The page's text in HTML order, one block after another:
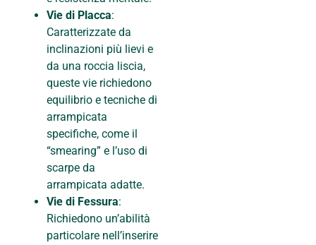
Vie di Placca:
Caratterizzate da
inclinazioni più lievi e
da una roccia liscia,
queste vie richiedono
equilibrio e tecniche di
arrampicata
specifiche, come il
“smearing” e l’uso di
scarpe da
arrampicata adatte.
Vie di Fessura:
Richiedono un’abilità
particolare nell’inserire